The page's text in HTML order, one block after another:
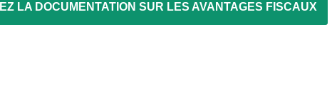
LA DOCUMENTATION SUR LES AVANTAGES FISCAUX